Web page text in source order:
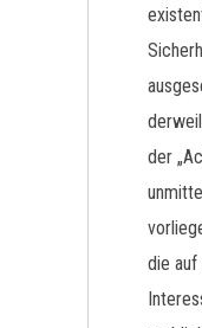
der
die auf